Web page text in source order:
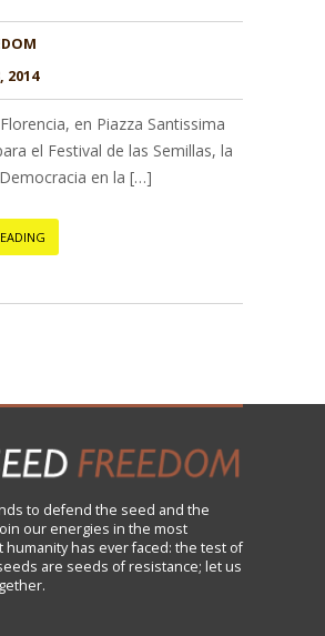
2014
en Piazza Santissima
el Festival de las Semillas, la
en la […]
to defend the seed and the
our energies in the most
humanity has ever faced: the test of
are seeds of resistance; let us